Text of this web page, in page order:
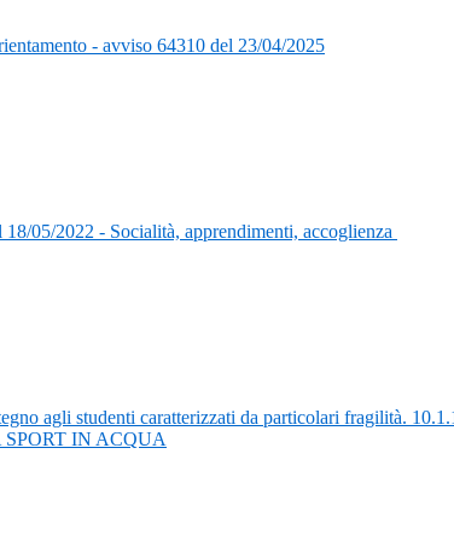
- avviso 64310 del 23/04/2025
05/2022 - Socialità, apprendimenti, accoglienza
agli studenti caratterizzati da particolari fragilità.
SPORT IN ACQUA